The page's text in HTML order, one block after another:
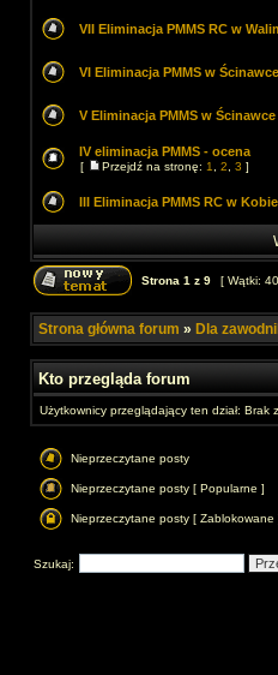
VII Eliminacja PMMS RC w
VI Eliminacja PMMS w
V Eliminacja PMMS w
IV eliminacja PMMS - ocena
[ Przejdź na stronę: 1 2 3 ]
III Eliminacja PMMS RC w
Strona 1 z 9 [ Wątki:
Strona główna forum » Dla
Kto przegląda forum
Użytkownicy przeglądający ten dział:
Nieprzeczytane posty
Nieprzeczytane posty [ Popularne ]
Nieprzeczytane posty [ Zablokowane
Szukaj: